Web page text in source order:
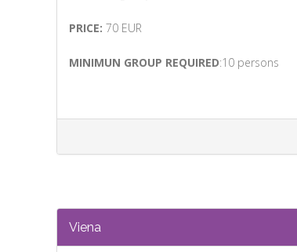
PRICE: 70 EUR
MINIMUN GROUP REQUIRED:10 persons
Viena